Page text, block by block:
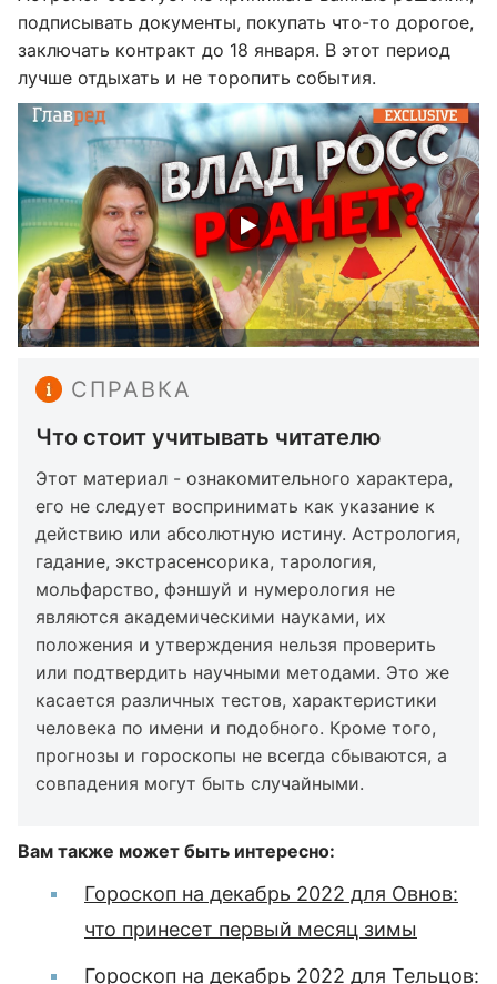
подписывать документы, покупать что-то дорогое,
заключать контракт до 18 января. В этот период
лучше отдыхать и не торопить события.
СПРАВКА
Что стоит учитывать читателю
Этот материал - ознакомительного характера,
его не следует воспринимать как указание к
действию или абсолютную истину. Астрология,
гадание, экстрасенсорика, тарология,
мольфарство, фэншуй и нумерология не
являются академическими науками, их
положения и утверждения нельзя проверить
или подтвердить научными методами. Это же
касается различных тестов, характеристики
человека по имени и подобного. Кроме того,
прогнозы и гороскопы не всегда сбываются, а
совпадения могут быть случайными.
Вам также может быть интересно:
Гороскоп на декабрь 2022 для Овнов:
что принесет первый месяц зимы
Гороскоп на декабрь 2022 для Тельцов: